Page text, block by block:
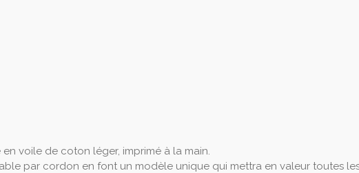
voile de coton léger, imprimé à la main.
par cordon en font un modèle unique qui mettra en valeur toutes